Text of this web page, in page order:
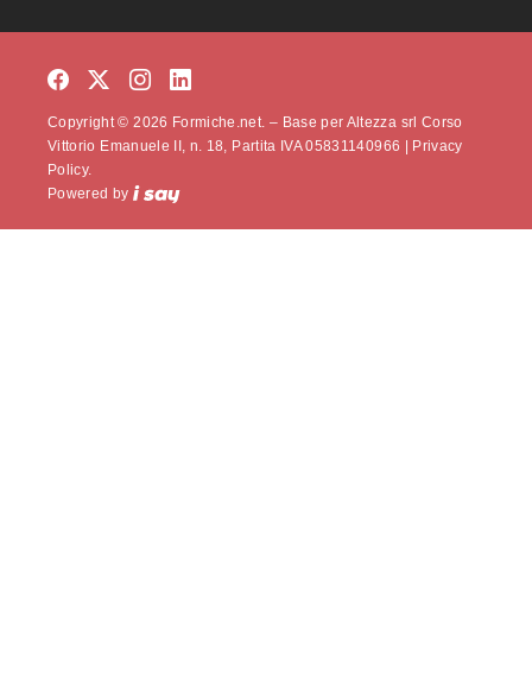
Copyright © 2026 Formiche.net. – Base per Altezza srl Corso
Vittorio Emanuele II, n. 18, Partita IVA 05831140966 |
Privacy
Policy.
Powered by